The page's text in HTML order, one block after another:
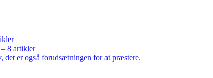
8 artikler
er også forudsætningen for at præstere.